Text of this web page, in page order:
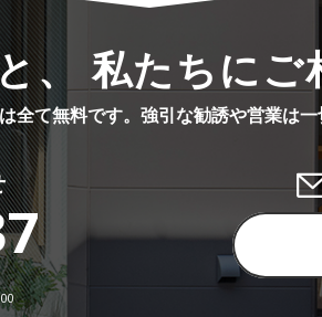
、 私たちにご
全て無料です。 強引な勧誘や営業は一